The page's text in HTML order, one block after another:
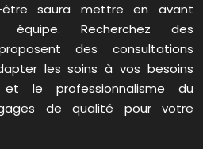
saura mettre en avant
Recherchez des
des consultations
les soins à vos besoins
et le professionnalisme du
de qualité pour votre